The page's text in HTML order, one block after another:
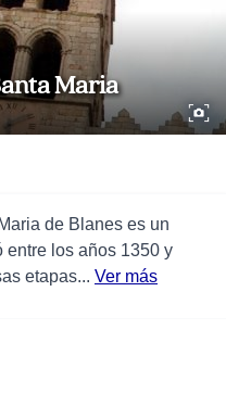
Maria
de Blanes es un
entre los años 1350 y
etapas... Ver más